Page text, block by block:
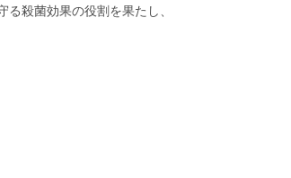
殺菌効果の役割を果たし、